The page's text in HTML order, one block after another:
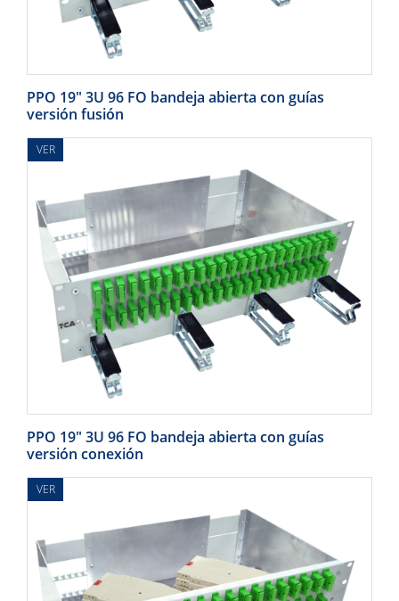
PPO 19" 3U 96 FO bandeja abierta con guías
versión fusión
VER
PPO 19" 3U 96 FO bandeja abierta con guías
versión conexión
VER